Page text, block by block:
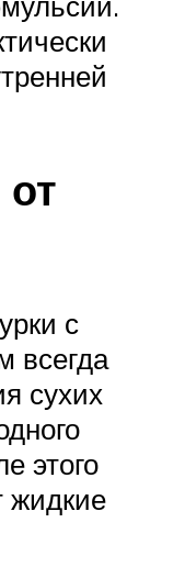
с
всегда
сухих
этого
жидкие